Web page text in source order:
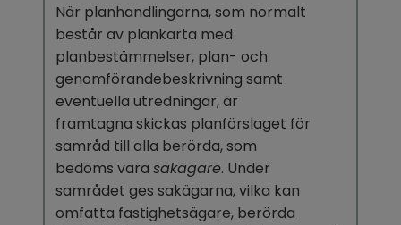
När planhandlingarna, som normalt
består av plankarta med
planbestämmelser, plan- och
genomförandebeskrivning samt
eventuella utredningar, är
framtagna skickas planförslaget för
samråd till alla berörda, som
bedöms vara sakägare. Under
samrådet ges sakägarna, vilka kan
omfatta fastighetsägare, berörda